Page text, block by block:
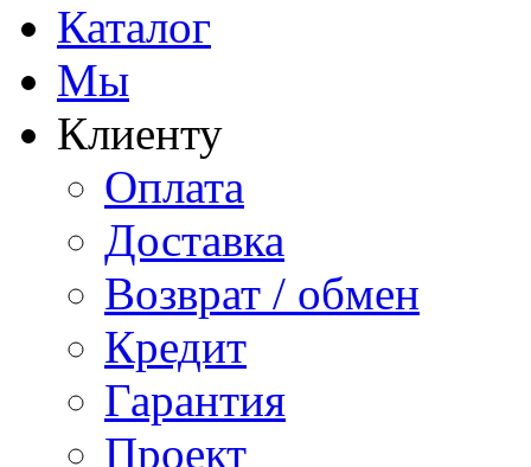
Каталог
Мы
Клиенту
Оплата
Доставка
Возврат / обмен
Кредит
Гарантия
Проект